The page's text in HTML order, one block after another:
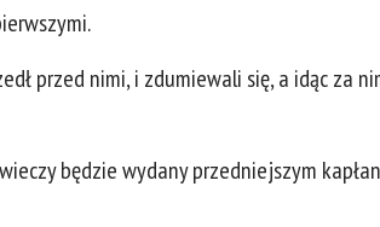
przed nimi, i zdumiewali się, a idąc za
będzie wydany przedniejszym